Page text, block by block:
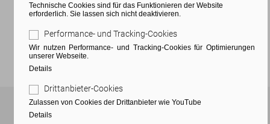
Kurzprofil
Technische Cookies sind für das Funktionieren der Website
erforderlich. Sie lassen sich nicht deaktivieren.
Performance- und Tracking-Cookies
Wir nutzen Performance- und Tracking-Cookies für Optimierungen
unserer Webseite.
Details
Drittanbieter-Cookies
Zulassen von Cookies der Drittanbieter wie YouTube
Details